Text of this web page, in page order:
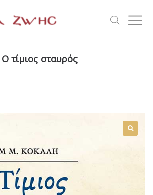
Ο τίμιος σταυρός